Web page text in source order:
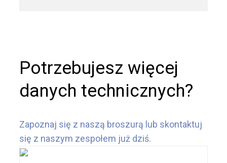
Potrzebujesz więcej
danych technicznych?
Zapoznaj się z naszą broszurą lub skontaktuj
się z naszym zespołem już dziś.